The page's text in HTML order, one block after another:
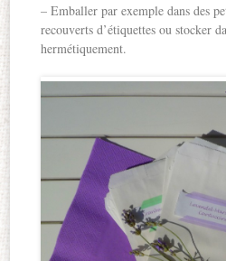
– Emballer par exemple dans des
recouverts d’étiquettes ou stocker
hermétiquement.